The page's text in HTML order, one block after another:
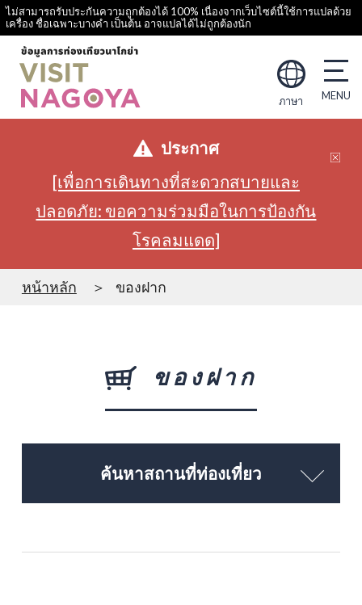
ไม่สามารถรับประกันความถูกต้องได้ 100% เนื่องจากเว็บไซต์นี้ใช้การแปลด้วย
เครื่อง ชื่อเฉพาะบางคำ เป็นต้น อาจแปลได้ไม่ถูกต้องนัก
ภาษา
ประกาศ
[เพื่อการเดินทางที่สะดวกสบายและ
ปลอดภัย: ขอความร่วมมือในการป้องกัน
โรคลมแดด]
หน้าหลัก ของฝาก
ของฝาก
ค้นหาสถานที่ท่องเที่ยว